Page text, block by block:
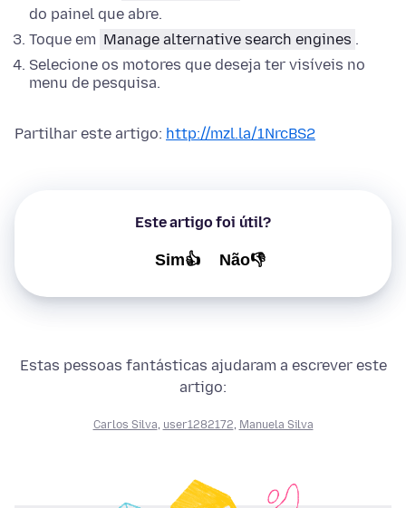
do painel que abre.
Toque em Manage alternative search engines .
Selecione os motores que deseja ter visíveis no
menu de pesquisa.
Partilhar este artigo: http://mzl.la/1NrcBS2
Este artigo foi útil?
Sim👍 Não👎
Estas pessoas fantásticas ajudaram a escrever este
artigo:
Carlos Silva, user1282172, Manuela Silva